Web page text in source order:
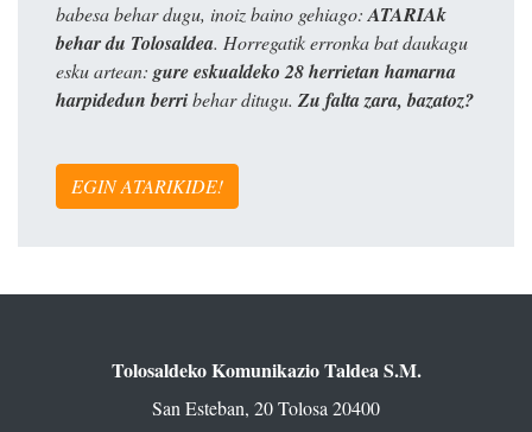
babesa behar dugu, inoiz baino gehiago:ATARIAk
behar du Tolosaldea. Horregatik erronka bat daukagu
esku artean: gure eskualdeko 28 herrietan hamarna
harpidedun berribehar ditugu. Zu falta zara, bazatoz?
EGIN ATARIKIDE!
Tolosaldeko Komunikazio Taldea S.M.
San Esteban, 20 Tolosa 20400